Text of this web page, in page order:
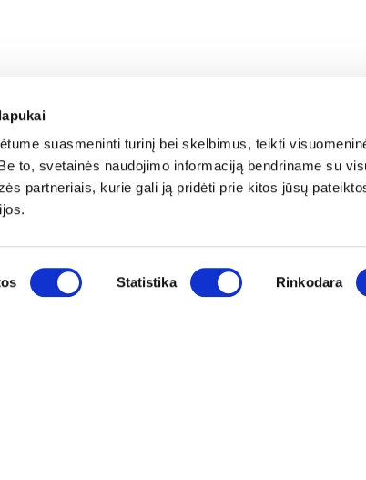
suasmeninti turinį bei skelbimus, teikti
to, svetainės naudojimo informaciją bendriname su
partneriais, kurie gali ją pridėti prie kitos jūsų
Statistika Rinkodara